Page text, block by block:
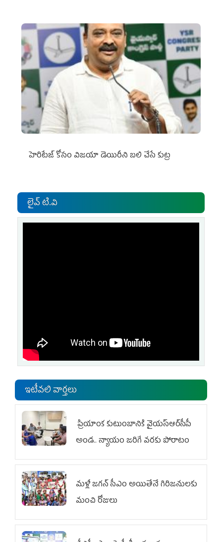
హెరిటేజ్ కోసం విజయా డెయిరీని బలి చేసే కుట్ర‌
లైవ్ టి.వి
ఇటీవలి వార్తలు
ప్రియాంక కుటుంబానికి వైయ‌స్ఆర్‌సీపీ
అండ.. న్యాయం జరిగే వరకు పోరాటం
మళ్లీ జగన్ సీఎం అయితేనే గిరిజనులకు
మంచి రోజులు